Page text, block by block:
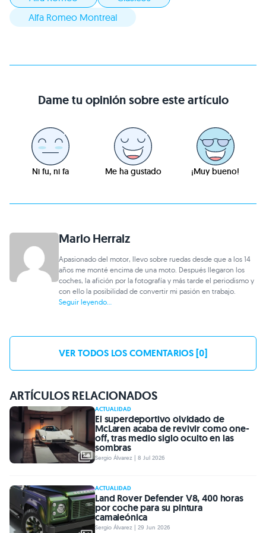
Alfa Romeo Montreal
Dame tu opinión sobre este artículo
Ni fu, ni fa Me ha gustado ¡Muy bueno!
Mario Herraiz
Apasionado del motor, llevo sobre ruedas desde que a los 14
años me monté encima de una moto. Después llegaron los
coches, la afición por la fotografía y más tarde el periodismo y
con ello la posibilidad de convertir mi pasión en trabajo.
Seguir leyendo...
VER TODOS LOS COMENTARIOS [0]
ARTÍCULOS RELACIONADOS
ACTUALIDAD
El superdeportivo olvidado de
McLaren acaba de revivir como one-
off, tras medio siglo oculto en las
sombras
Sergio Álvarez | 8 Jul 2026
ACTUALIDAD
Land Rover Defender V8, 400 horas
por coche para su pintura
camaleónica
Sergio Álvarez | 29 Jun 2026